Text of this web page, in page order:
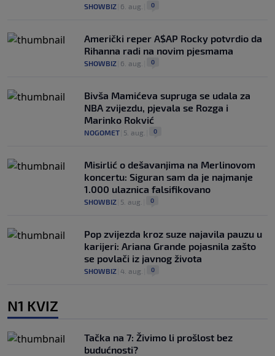
SHOWBIZ 6. aug. 0
Američki reper A$AP Rocky potvrdio da
Rihanna radi na novim pjesmama
SHOWBIZ 6. aug. 0
Bivša Mamićeva supruga se udala za
NBA zvijezdu, pjevala se Rozga i
Marinko Rokvić
NOGOMET 5. aug. 0
Misirlić o dešavanjima na Merlinovom
koncertu: Siguran sam da je najmanje
1.000 ulaznica falsifikovano
SHOWBIZ 5. aug. 0
Pop zvijezda kroz suze najavila pauzu u
karijeri: Ariana Grande pojasnila zašto
se povlači iz javnog života
SHOWBIZ 4. aug. 0
N1 KVIZ
Tačka na 7: Živimo li prošlost bez
budućnosti?